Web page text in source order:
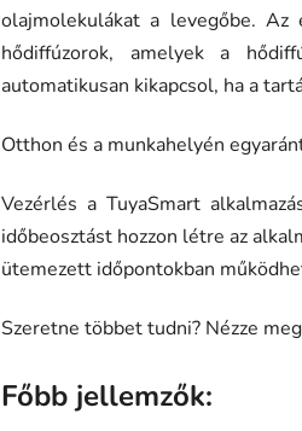
olajmolekulákat a levegőbe. Az
hődiffúzorok, amelyek a
automatikusan kikapcsol, ha a
Otthon és a munkahelyén
Vezérlés a TuyaSmart
időbeosztást hozzon létre az
ütemezett időpontokban
Szeretne többet tudni? Nézze
Főbb jellemzők: